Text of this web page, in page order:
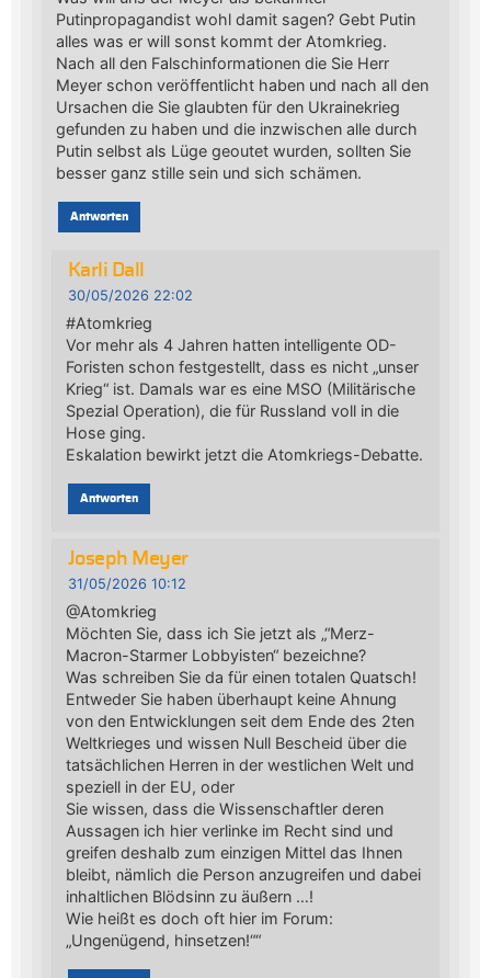
Putinpropagandist wohl damit sagen? Gebt Putin
alles was er will sonst kommt der Atomkrieg.
Nach all den Falschinformationen die Sie Herr
Meyer schon veröffentlicht haben und nach all den
Ursachen die Sie glaubten für den Ukrainekrieg
gefunden zu haben und die inzwischen alle durch
Putin selbst als Lüge geoutet wurden, sollten Sie
besser ganz stille sein und sich schämen.
Antworten
Karli Dall
30/05/2026 22:02
#Atomkrieg
Vor mehr als 4 Jahren hatten intelligente OD-
Foristen schon festgestellt, dass es nicht „unser
Krieg“ ist. Damals war es eine MSO (Militärische
Spezial Operation), die für Russland voll in die
Hose ging.
Eskalation bewirkt jetzt die Atomkriegs-Debatte.
Antworten
Joseph Meyer
31/05/2026 10:12
@Atomkrieg
Möchten Sie, dass ich Sie jetzt als „“Merz-
Macron-Starmer Lobbyisten“ bezeichne?
Was schreiben Sie da für einen totalen Quatsch!
Entweder Sie haben überhaupt keine Ahnung
von den Entwicklungen seit dem Ende des 2ten
Weltkrieges und wissen Null Bescheid über die
tatsächlichen Herren in der westlichen Welt und
speziell in der EU, oder
Sie wissen, dass die Wissenschaftler deren
Aussagen ich hier verlinke im Recht sind und
greifen deshalb zum einzigen Mittel das Ihnen
bleibt, nämlich die Person anzugreifen und dabei
inhaltlichen Blödsinn zu äußern …!
Wie heißt es doch oft hier im Forum:
„Ungenügend, hinsetzen!““